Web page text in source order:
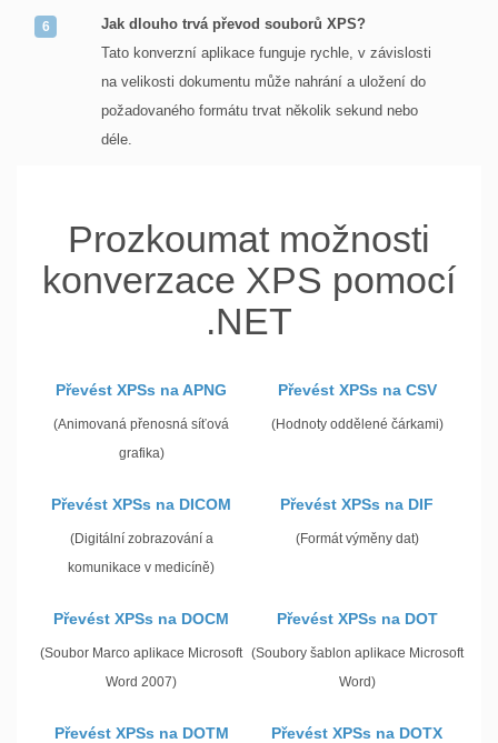
Jak dlouho trvá převod souborů XPS?
Tato konverzní aplikace funguje rychle, v závislosti
na velikosti dokumentu může nahrání a uložení do
požadovaného formátu trvat několik sekund nebo
déle.
Prozkoumat možnosti
konverzace XPS pomocí
.NET
Převést XPSs na APNG
(Animovaná přenosná síťová
grafika)
Převést XPSs na CSV
(Hodnoty oddělené čárkami)
Převést XPSs na DICOM
(Digitální zobrazování a
komunikace v medicíně)
Převést XPSs na DIF
(Formát výměny dat)
Převést XPSs na DOCM
(Soubor Marco aplikace Microsoft
Word 2007)
Převést XPSs na DOT
(Soubory šablon aplikace Microsoft
Word)
Převést XPSs na DOTM Převést XPSs na DOTX